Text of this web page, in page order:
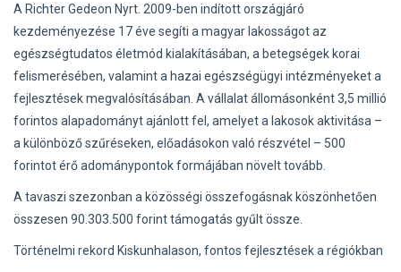
A Richter Gedeon Nyrt. 2009-ben indított országjáró
kezdeményezése 17 éve segíti a magyar lakosságot az
egészségtudatos életmód kialakításában, a betegségek korai
felismerésében, valamint a hazai egészségügyi intézményeket a
fejlesztések megvalósításában. A vállalat állomásonként 3,5 millió
forintos alapadományt ajánlott fel, amelyet a lakosok aktivitása –
a különböző szűréseken, előadásokon való részvétel – 500
forintot érő adománypontok formájában növelt tovább.
A tavaszi szezonban a közösségi összefogásnak köszönhetően
összesen 90.303.500 forint támogatás gyűlt össze.
Történelmi rekord Kiskunhalason, fontos fejlesztések a régiókban